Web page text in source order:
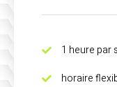
1 heure par
horaire